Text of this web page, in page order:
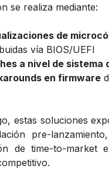
se realiza mediante:
de
vía BIOS/UEFI
a nivel de sistema
en firmware
estas soluciones
pre-
de time-to-market